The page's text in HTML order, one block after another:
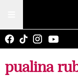
pualina